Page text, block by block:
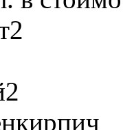
2
2
кирпич